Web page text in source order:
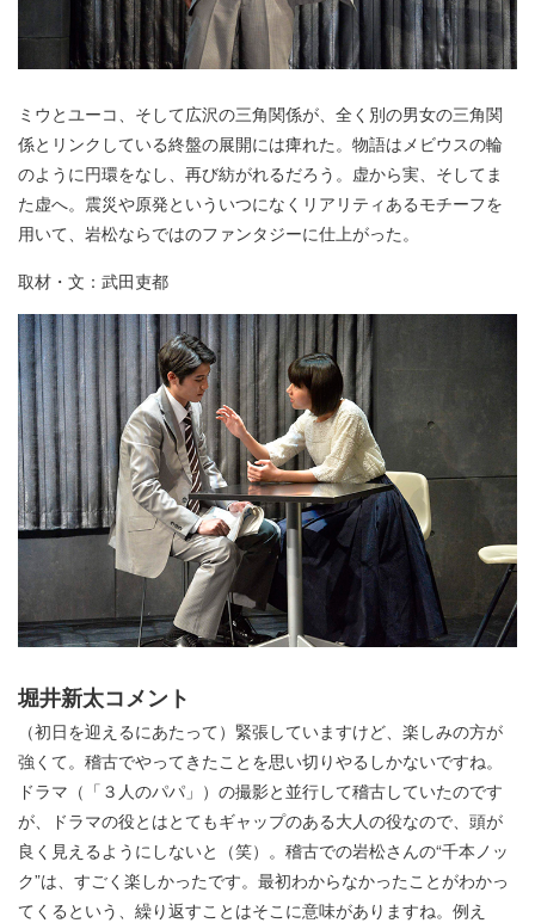
ミウとユーコ、そして広沢の三角関係が、全く別の男女の三角関
係とリンクしている終盤の展開には痺れた。物語はメビウスの輪
のように円環をなし、再び紡がれるだろう。虚から実、そしてま
た虚へ。震災や原発といういつになくリアリティあるモチーフを
用いて、岩松ならではのファンタジーに仕上がった。
取材・文：武田吏都
堀井新太コメント
（初日を迎えるにあたって）緊張していますけど、楽しみの方が
強くて。稽古でやってきたことを思い切りやるしかないですね。
ドラマ（「３人のパパ」）の撮影と並行して稽古していたのです
が、ドラマの役とはとてもギャップのある大人の役なので、頭が
良く見えるようにしないと（笑）。稽古での岩松さんの“千本ノッ
ク”は、すごく楽しかったです。最初わからなかったことがわかっ
てくるという、繰り返すことはそこに意味がありますね。例え